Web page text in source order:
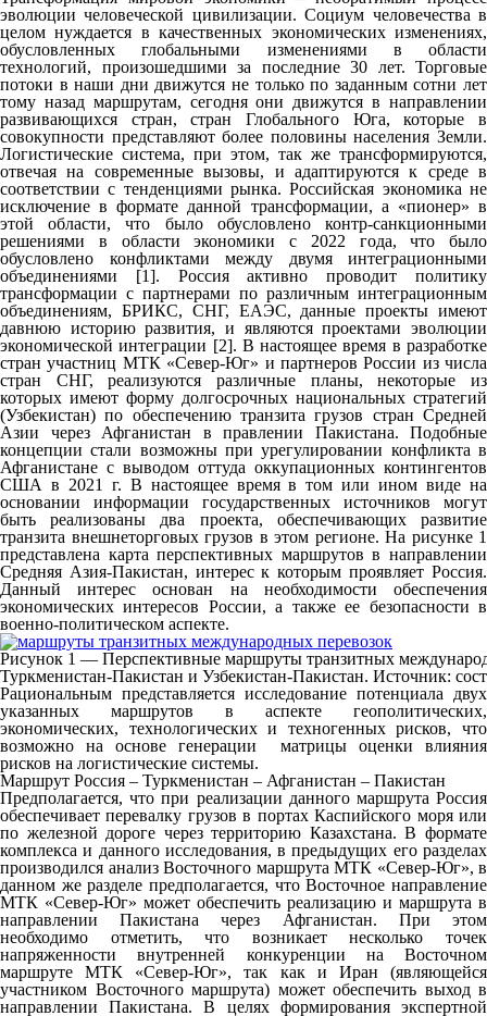
эволюции человеческой цивилизации. Социум человечества в
целом нуждается в качественных экономических изменениях,
обусловленных глобальными изменениями в области
технологий, произошедшими за последние 30 лет. Торговые
потоки в наши дни движутся не только по заданным сотни лет
тому назад маршрутам, сегодня они движутся в направлении
развивающихся стран, стран Глобального Юга, которые в
совокупности представляют более половины населения Земли.
Логистические система, при этом, так же трансформируются,
отвечая на современные вызовы, и адаптируются к среде в
соответствии с тенденциями рынка. Российская экономика не
исключение в формате данной трансформации, а «пионер» в
этой области, что было обусловлено контр-санкционными
решениями в области экономики с 2022 года, что было
обусловлено конфликтами между двумя интеграционными
объединениями [1]. Россия активно проводит политику
трансформации с партнерами по различным интеграционным
объединениям, БРИКС, СНГ, ЕАЭС, данные проекты имеют
давнюю историю развития, и являются проектами эволюции
экономической интеграции [2]. В настоящее время в разработке
стран участниц МТК «Север-Юг» и партнеров России из числа
стран СНГ, реализуются различные планы, некоторые из
которых имеют форму долгосрочных национальных стратегий
(Узбекистан) по обеспечению транзита грузов стран Средней
Азии через Афганистан в правлении Пакистана. Подобные
концепции стали возможны при урегулировании конфликта в
Афганистане с выводом оттуда оккупационных контингентов
США в 2021 г. В настоящее время в том или ином виде на
основании информации государственных источников могут
быть реализованы два проекта, обеспечивающих развитие
транзита внешнеторговых грузов в этом регионе. На рисунке 1
представлена карта перспективных маршрутов в направлении
Средняя Азия-Пакистан, интерес к которым проявляет Россия.
Данный интерес основан на необходимости обеспечения
экономических интересов России, а также ее безопасности в
военно-политическом аспекте.
Рисунок 1 — Перспективные маршруты транзитных
Туркменистан-Пакистан и Узбекистан-Пакистан. Источник:
Рациональным представляется исследование потенциала двух
указанных маршрутов в аспекте геополитических,
экономических, технологических и техногенных рисков, что
возможно на основе генерации матрицы оценки влияния
рисков на логистические системы.
Маршрут Россия – Туркменистан – Афганистан – Пакистан
Предполагается, что при реализации данного маршрута Россия
обеспечивает перевалку грузов в портах Каспийского моря или
по железной дороге через территорию Казахстана. В формате
комплекса и данного исследования, в предыдущих его разделах
производился анализ Восточного маршрута МТК «Север-Юг», в
данном же разделе предполагается, что Восточное направление
МТК «Север-Юг» может обеспечить реализацию и маршрута в
направлении Пакистана через Афганистан. При этом
необходимо отметить, что возникает несколько точек
напряженности внутренней конкуренции на Восточном
маршруте МТК «Север-Юг», так как и Иран (являющейся
участником Восточного маршрута) может обеспечить выход в
направлении Пакистана. В целях формирования экспертной